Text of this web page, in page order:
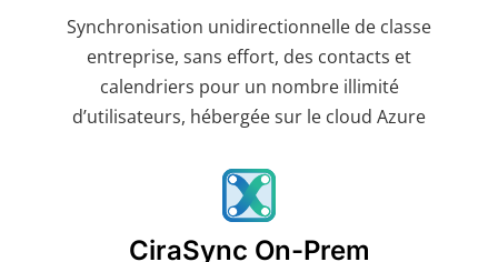
Synchronisation unidirectionnelle de classe
entreprise, sans effort, des contacts et
calendriers pour un nombre illimité
d’utilisateurs, hébergée sur le cloud Azure
CiraSync On-Prem